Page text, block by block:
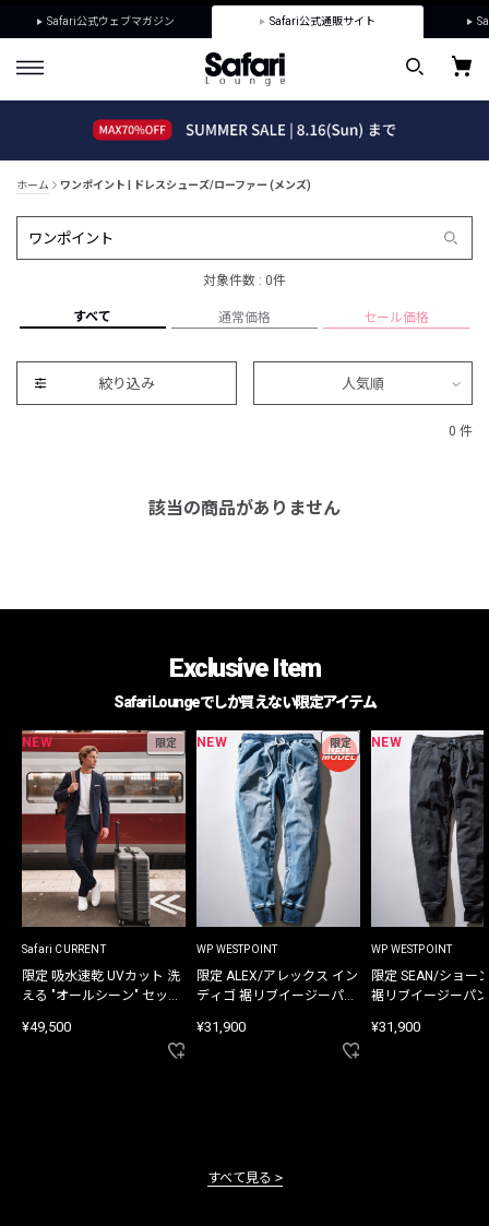
Safari公式ウェブマガジン Safari公式通販サイト
ホーム ワンポイント | ドレスシューズ/ローファー (メンズ)
対象件数 : 0件
すべて 通常価格 セール価格
絞り込み 人気順
0 件
該当の商品がありません
Exclusive Item
Safari Loungeでしか買えない限定アイテム
NEW 限定
Safari CURRENT
限定 吸水速乾 UVカット 洗
える "オールシーン" セット
¥49,500
NEW 限定
WP WESTPOINT
限定 ALEX/アレックス イン
ディゴ 裾リブイージーパン
¥31,900
NEW
WP WESTPOINT
限定 SEAN/ショー
裾リブイージーパ
¥31,900
すべて見る